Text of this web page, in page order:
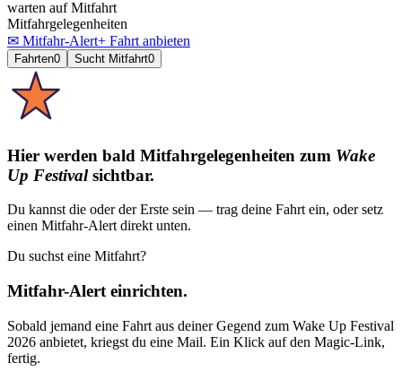
warten auf Mitfahrt
Mitfahrgelegenheiten
✉ Mitfahr-Alert+ Fahrt anbieten
Fahrten0 Sucht Mitfahrt0
Hier werden bald Mitfahrgelegenheiten zum Wake
Up Festival sichtbar.
Du kannst die oder der Erste sein — trag deine Fahrt ein, oder setz
einen Mitfahr-Alert direkt unten.
Du suchst eine Mitfahrt?
Mitfahr-Alert einrichten.
Sobald jemand eine Fahrt aus deiner Gegend zum Wake Up Festival
2026 anbietet, kriegst du eine Mail. Ein Klick auf den Magic-Link,
fertig.